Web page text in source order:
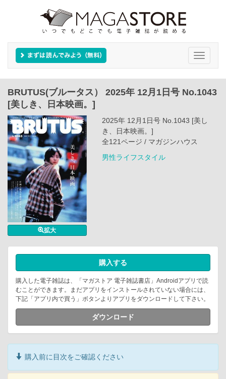
Toggle
BRUTUS(ブルータス） 2025年 12月1日号 No.1043
[美しき、日本映画。]
拡大
2025年 12月1日号 No.1043 [美し
き、日本映画。]
全121ページ / マガジンハウス
男性ライフスタイル
購入する
購入した電子雑誌は、「マガストア 電子雑誌書店」Androidアプリで読
むことができます。まだアプリをインストールされていない場合には、
下記「アプリ内で買う」ボタンよりアプリをダウンロードして下さい。
ダウンロード
購入前に目次をご確認ください